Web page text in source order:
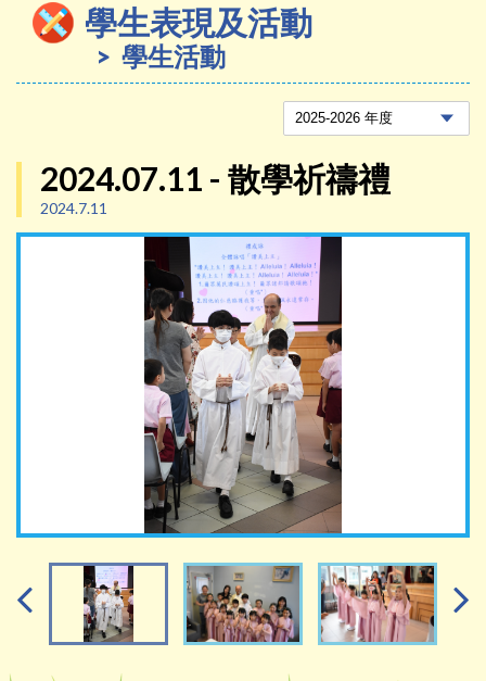
學生表現及活動
學生活動
2024.07.11 - 散學祈禱禮
2024.7.11